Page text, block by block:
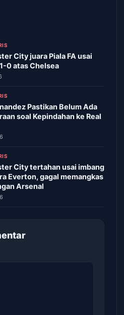
City juara Piala FA usai
0 atas Chelsea
Pastikan Belum Ada
soal Kepindahan ke Real
City tertahan usai imbang
Everton, gagal memangkas
Arsenal